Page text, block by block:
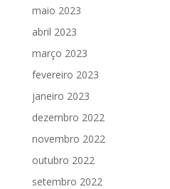
maio 2023
abril 2023
março 2023
fevereiro 2023
janeiro 2023
dezembro 2022
novembro 2022
outubro 2022
setembro 2022